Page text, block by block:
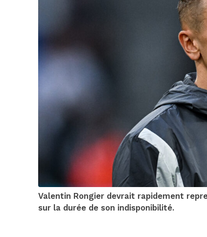
Valentin Rongier devrait rapidement
sur la durée de son indisponibilité.